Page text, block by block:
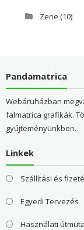
Zene (10)
Pandamatrica
Webáruházban
falmatrica grafikák.
gyűjteményünkben.
Linkek
Szállítási és
Egyedi Tervezés
Használati